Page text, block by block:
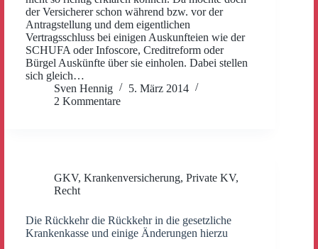
der Versicherer schon während bzw. vor der
Antragstellung und dem eigentlichen
Vertragsschluss bei einigen Auskunfteien wie der
SCHUFA oder Infoscore, Creditreform oder
Bürgel Auskünfte über sie einholen. Dabei stellen
sich gleich…
Sven Hennig
5. März 2014
2 Kommentare
GKV, Krankenversicherung, Private KV,
Recht
Die Rückkehr die Rückkehr in die gesetzliche
Krankenkasse und einige Änderungen hierzu